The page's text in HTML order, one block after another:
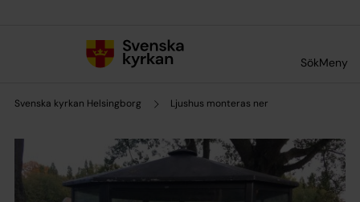
SökMeny
Svenska kyrkan Helsingborg Ljushus monteras ner